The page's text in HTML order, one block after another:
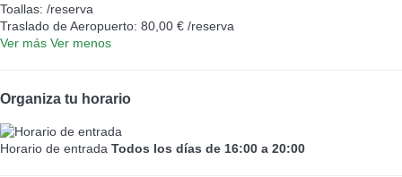
Toallas: /reserva
Traslado de Aeropuerto: 80,00 € /reserva
Ver más Ver menos
Organiza tu horario
Horario de entrada Todos los días de 16:00 a 20:00